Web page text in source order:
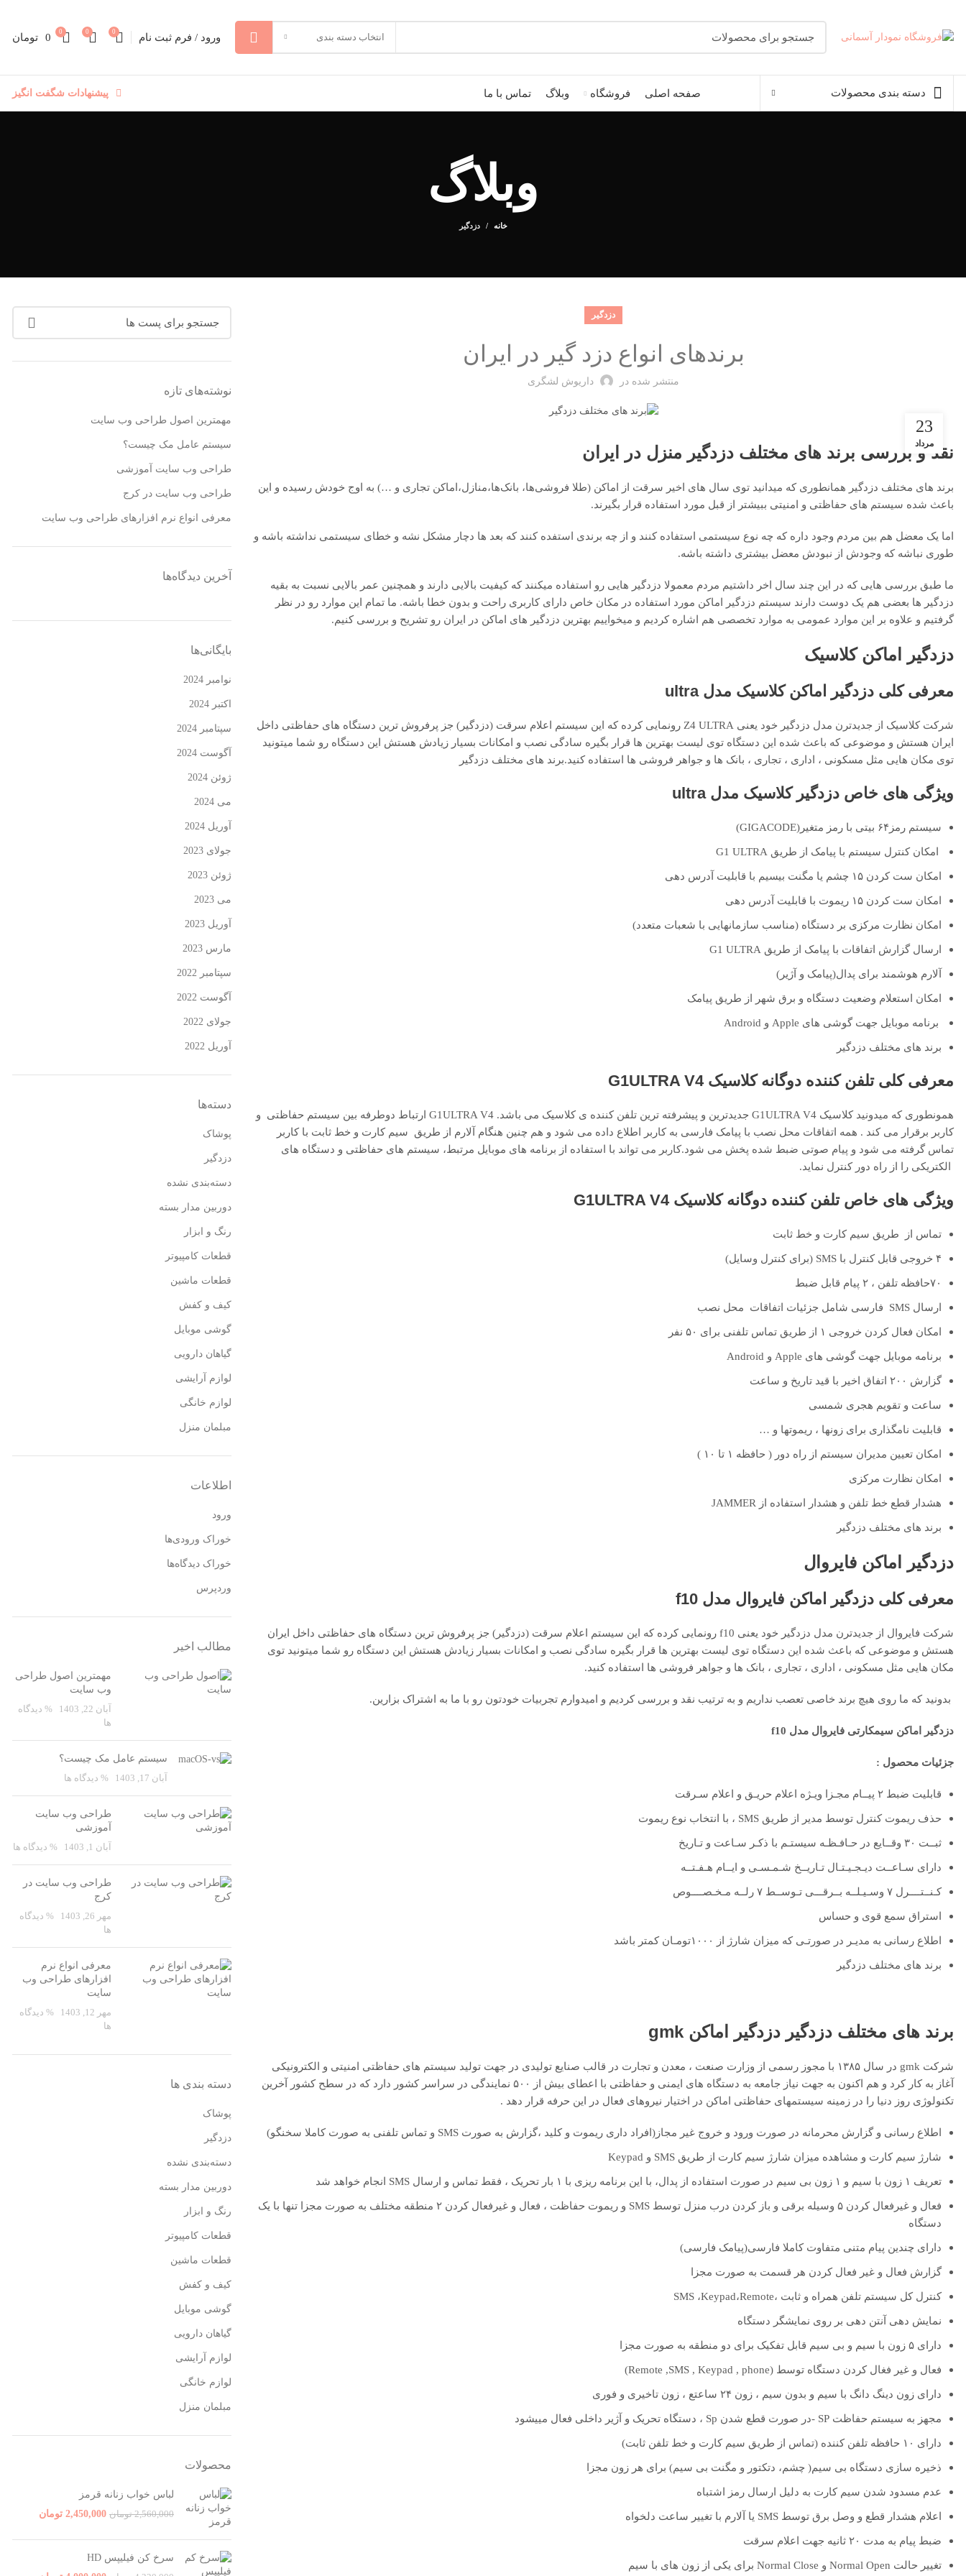
انتخاب دسته بندی ورود / فرم ثبت نام 0
0
0
0 تومان
دسته بندی محصولات صفحه اصلی فروشگاه وبلاگ تماس با ما پیشنهادات شگفت انگیز
وبلاگ
خانه دزدگیر
دزدگیر
برندهای انواع دزد گیر در ایران
منتشر شده در داریوش لشگری
23
مرداد
نقد و بررسی برند های مختلف دزدگیر منزل در ایران
برند های مختلف دزدگیر همانطوری که میدانید توی سال های اخیر سرقت از اماکن (طلا فروشی‌ها، بانک‌ها،منازل،اماکن تجاری و …) به اوج خودش رسیده و این
باعث شده سیستم های حفاظتی و امنیتی ببیشتر از قبل مورد استفاده قرار بگیرند.
اما یک معضل هم بین مردم وجود داره که چه نوع سیستمی استفاده کنند و از چه برندی استفده کنند که بعد ها دچار مشکل نشه و خطای سیستمی نداشته باشه و
طوری نباشه که وجودش از نبودش معضل بیشتری داشته باشه.
ما طبق بررسی هایی که در این چند سال اخر داشتیم مردم معمولا دزدگیر هایی رو استفاده میکنند که کیفیت بالایی دارند و همچنین عمر بالایی نسبت به بقیه
دزدگیر ها بعضی هم یک دوست دارند سیستم دزدگیر اماکن مورد استفاده در مکان خاص دارای کاربری راحت و بدون خطا باشه. ما تمام این موارد رو در نظر
گرفتیم و علاوه بر این موارد عمومی به موارد تخصصی هم اشاره کردیم و میخواییم بهترین دزدگیر های اماکن در ایران رو تشریح و بررسی کنیم.
دزدگیر اماکن کلاسیک
معرفی کلی دزدگیر اماکن کلاسیک مدل ultra
شرکت کلاسیک از جدیدترن مدل دزدگیر خود یعنی Z4 ULTRA رونمایی کرده که این سیستم اعلام سرقت (دزدگیر) جز پرفروش ترین دستگاه های حفاظتی داخل
ایران هستش و موضوعی که باعث شده این دستگاه توی لیست بهترین ها قرار بگیره سادگی نصب و امکانات بسیار زیادش هستش این دستگاه رو شما میتونید
توی مکان هایی مثل مسکونی ، اداری ، تجاری ، بانک ها و جواهر فروشی ها استفاده کنید.برند های مختلف دزدگیر
ویژگی های خاص دزدگیر کلاسیک مدلultra
سیستم رمز۶۴ بیتی با رمز متغیر(GIGACODE)
امکان کنترل سیستم با پیامک از طریق G1 ULTRA
امکان ست کردن ۱۵ چشم یا مگنت بیسیم با قابلیت آدرس دهی
امکان ست کردن ۱۵ ریموت با قابلیت آدرس دهی
امکان نظارت مرکزی بر دستگاه (مناسب سازمانهایی با شعبات متعدد)
ارسال گزارش اتفاقات با پیامک از طریق G1 ULTRA
آلارم هوشمند برای پدال(پیامک و آژیر)
امکان استعلام وضعیت دستگاه و برق شهر از طریق پیامک
برنامه موبایل جهت گوشی های Apple و Android
برند های مختلف دزدگیر
معرفی کلی تلفن کننده دوگانه کلاسیک G1ULTRA V4
همونطوری که میدونید کلاسیک G1ULTRA V4 جدیدترین و پیشرفته ترین تلفن کننده ی کلاسیک می باشد. G1ULTRA V4 ارتباط دوطرفه بین سیستم حفاظتی و
کاربر برقرار می کند . همه اتفاقات محل نصب با پیامک فارسی به کاربر اطلاع داده می شود و هم چنین هنگام آلارم از طریق سیم کارت و خط ثابت با کاربر
تماس گرفته می شود و پیام صوتی ضبط شده پخش می شود.کاربر می تواند با استفاده از برنامه های موبایل مرتبط، سیستم های حفاظتی و دستگاه های
الکتریکی را از راه دور کنترل نماید.
ویژگی های خاصتلفن کننده دوگانه کلاسیک G1ULTRA V4
تماس از طریق سیم کارت و خط ثابت
۴ خروجی قابل کنترل با SMS (برای کنترل وسایل)
۷۰حافظه تلفن ، ۲ پیام قابل ضبط
ارسال SMS فارسی شامل جزئیات اتفاقات محل نصب
امکان فعال کردن خروجی ۱ از طریق تماس تلفنی برای ۵۰ نفر
برنامه موبایل جهت گوشی های Apple و Android
گزارش ۲۰۰ اتفاق اخیر با قید تاریخ و ساعت
ساعت و تقویم هجری شمسی
قابلیت نامگذاری برای زونها ، ریموتها و …
امکان تعیین مدیران سیستم از راه دور ( حافظه ۱ تا ۱۰ )
امکان نظارت مرکزی
هشدار قطع خط تلفن و هشدار استفاده از JAMMER
برند های مختلف دزدگیر
دزدگیر اماکن فایروال
معرفی کلی دزدگیر اماکن فایروال مدل f10
شرکت فایروال از جدیدترن مدل دزدگیر خود یعنی f10 رونمایی کرده که این سیستم اعلام سرقت (دزدگیر) جز پرفروش ترین دستگاه های حفاظتی داخل ایران
هستش و موضوعی که باعث شده این دستگاه توی لیست بهترین ها قرار بگیره سادگی نصب و امکانات بسیار زیادش هستش این دستگاه رو شما میتونید توی
مکان هایی مثل مسکونی ، اداری ، تجاری ، بانک ها و جواهر فروشی ها استفاده کنید.
بدونید که ما روی هیچ برند خاصی تعصب نداریم و به ترتیب نقد و بررسی کردیم و امیدوارم تجربیات خودتون رو با ما به اشتراک بزارین.
دزدگیر اماکن سیمکارتی فایروال مدل f10
جزئیات محصول :
قابلیت ضبط ۲ پیــام مجـزا ویـژه اعلام حریـق و اعلام سـرقت
حذف ریموت کنترل توسط مدیر از طریق SMS ، با انتخاب نوع ریموت
ثبــت ۳۰ وقــایع در حـافـظـه سیستـم با ذکـر سـاعت و تـاریخ
دارای سـاعــت دیـجـیـتـال تـاریــخ شـمـسـی و ایــام هـفـتــه
کـنــتــــرل ۷ وسـیـلــه بــرقـــی تـوســط ۷ رلــه مـخـصــــوص
استراق سمع قوی و حساس
اطلاع رسانی به مدیـر در صورتـی که میزان شارژ از ۱۰۰۰تومـان کمتر باشد
برند های مختلف دزدگیر
برند های مختلف دزدگیر دزدگیر اماکن gmk
شرکت gmk در سال ۱۳۸۵ با مجوز رسمی از وزارت صنعت ، معدن و تجارت در قالب صنایع تولیدی در جهت تولید سیستم های حفاظتی امنیتی و الکترونیکی
آغاز به کار کرد و هم اکنون به جهت نیاز جامعه به دستگاه های ایمنی و حفاظتی با اعطای بیش از ۵۰۰ نمایندگی در سراسر کشور دارد که در سطح کشور آخرین
تکنولوژی روز دنیا را در زمینه سیستمهای حفاظتی اماکن در اختیار نیروهای فعال در این حرفه قرار دهد .
اطلاع رسانی و گزارش محرمانه در صورت ورود و خروج غیر مجاز(افراد داری ریموت و کلید ،گزارش به صورت SMS و تماس تلفنی به صورت کاملا سخنگو)
شارژ سیم کارت و مشاهده میزان شارژ سیم کارت از طریق SMS و Keypad
تعریف ۱ زون با سیم و ۱ زون بی سیم در صورت استفاده از پدال، با این برنامه ریزی با ۱ بار تحریک ، فقط تماس و ارسال SMS انجام خواهد شد
فعال و غیرفعال کردن ۵ وسیله برقی و باز کردن درب منزل توسط SMS و ریموت حفاظت ، فعال و غیرفعال کردن ۲ منطقه مختلف به صورت مجزا تنها با یک
دستگاه
دارای چندین پیام متنی متفاوت کاملا فارسی(پیامک فارسی)
گزارش فعال و غیر فعال کردن هر قسمت به صورت مجزا
کنترل کل سیستم تلفن همراه و ثابت ،SMS ،Keypad،Remote
نمایش دهی آنتن دهی بر روی نمایشگر دستگاه
دارای ۵ زون با سیم و بی سیم قابل تفکیک برای دو منطقه به صورت مجزا
فعال و غیر فغال کردن دستگاه توسط (Remote ,SMS , Keypad , phone)
دارای زون دینگ دانگ با سیم و بدون سیم ، زون ۲۴ ساعتع ، زون تاخیری و فوری
مجهز به سیستم حفاظت SP -در صورت قطع شدن Sp ، دستگاه تحریک و آژیر داخلی فعال مییشود
دارای ۱۰ حافظه تلفن کننده (تماس از طریق سیم کارت و خط تلفن ثابت)
ذخیره سازی دستگاه بی سیم( چشم، دتکتور و مگنت بی سیم) برای هر زون مجزا
عدم مسدود شدن سیم کارت به دلیل ارسال رمز اشتباه
اعلام هشدار قطع و وصل برق توسط SMS یا آلارم با تغییر ساعت دلخواه
ضبط پیام به مدت ۲۰ ثانیه جهت اعلام سرقت
تغییر حالت Normal Open و Normal Close برای یکی از زون های با سیم
نوشته‌های تازه
مهمترین اصول طراحی وب سایت
سیستم عامل مک چیست؟
طراحی وب سایت آموزشی
طراحی وب سایت در کرج
معرفی انواع نرم افزارهای طراحی وب سایت
آخرین دیدگاه‌ها
بایگانی‌ها
نوامبر 2024
اکتبر 2024
سپتامبر 2024
آگوست 2024
ژوئن 2024
می 2024
آوریل 2024
جولای 2023
ژوئن 2023
می 2023
آوریل 2023
مارس 2023
سپتامبر 2022
آگوست 2022
جولای 2022
آوریل 2022
دسته‌ها
پوشاک
دزدگیر
دسته‌بندی نشده
دوربین مدار بسته
رنگ و ابزار
قطعات کامپیوتر
قطعات ماشین
کیف و کفش
گوشی موبایل
گیاهان دارویی
لوازم آرایشی
لوازم خانگی
مبلمان منزل
اطلاعات
ورود
خوراک ورودی‌ها
خوراک دیدگاه‌ها
وردپرس
مطالب اخیر
مهمترین اصول طراحی
وب سایت
آبان 22, 1403
% دیدگاه
ها
سیستم عامل مک چیست؟
آبان 17, 1403 % دیدگاه ها
طراحی وب سایت
آموزشی
آبان 1, 1403 % دیدگاه ها
طراحی وب سایت در
کرج
مهر 26, 1403
% دیدگاه
ها
معرفی انواع نرم
افزارهای طراحی وب
سایت
مهر 12, 1403
% دیدگاه
ها
دسته بندی ها
پوشاک
دزدگیر
دسته‌بندی نشده
دوربین مدار بسته
رنگ و ابزار
قطعات کامپیوتر
قطعات ماشین
کیف و کفش
گوشی موبایل
گیاهان دارویی
لوازم آرایشی
لوازم خانگی
مبلمان منزل
محصولات
لباس خواب زنانه قرمز
2,560,000 تومان 2,450,000 تومان
سرخ کن فیلیپس HD